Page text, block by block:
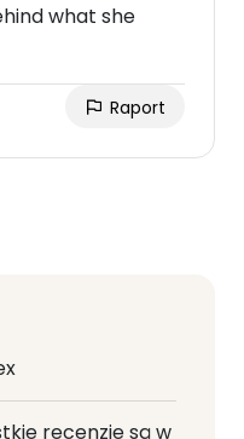
what she
Raport
recenzje są w